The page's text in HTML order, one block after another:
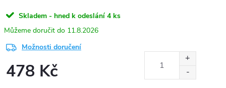
Skladem - hned k odeslání 4 ks
11.8.2026
Možnosti doručení
478 Kč